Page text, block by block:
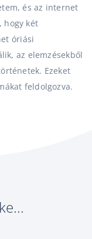
és az internet
hogy két
óriási
az elemzésekből
Ezeket
feldolgozva.